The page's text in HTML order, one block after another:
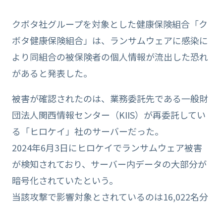
クボタ社グループを対象とした健康保険組合「ク
ボタ健康保険組合」は、ランサムウェアに感染に
より同組合の被保険者の個人情報が流出した恐れ
があると発表した。
被害が確認されたのは、業務委託先である一般財
団法人関西情報センター（KIIS）が再委託してい
る「ヒロケイ」社のサーバーだった。
2024年6月3日にヒロケイでランサムウェア被害
が検知されており、サーバー内データの大部分が
暗号化されていたという。
当該攻撃で影響対象とされているのは16,022名分